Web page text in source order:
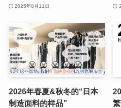
2025年8月11日
2026年春夏&秋冬的“日本
制造面料的样品”